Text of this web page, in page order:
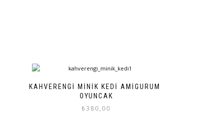
KAHVERENGI MINIK KEDI AMIGURUMI
OYUNCAK
₺380,00